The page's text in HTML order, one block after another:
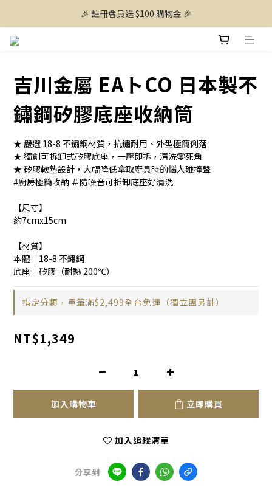
🎉 註冊會員送 $100 購物金 🎉
吉川金屬 EAトCO 日本製不
鏽鋼矽膠底座收納筒
★ 嚴選 18-8 不鏽鋼材質，抗鏽耐用、外型極簡俐落
★ 獨創可拆卸式矽膠底座，一壓即拆，清洗零死角
★ 矽膠軟墊設計，大幅降低拿取廚具時的惱人碰撞聲
#廚房極簡收納 ＃防噪音可拆卸底座好清洗
【尺寸】
約7cmx15cm
【材質】
本體｜18-8 不鏽鋼
底座｜矽膠（耐熱 200℃）
指定分類，單筆滿$2,499全台免運（獨立團另計）
NT$1,349
加入購物車 立即購買
加入追蹤清單
分享到